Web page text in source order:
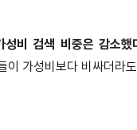
성비 검색 비중은 감소했
가성비보다 비싸더라